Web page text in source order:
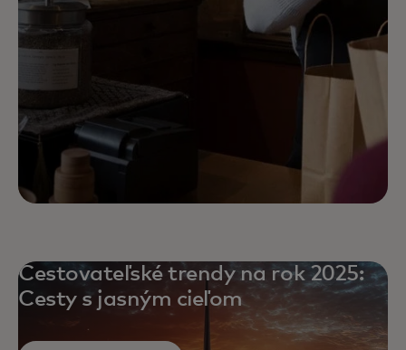
Cestovateľské trendy na rok 2025:
Cesty s jasným cieľom